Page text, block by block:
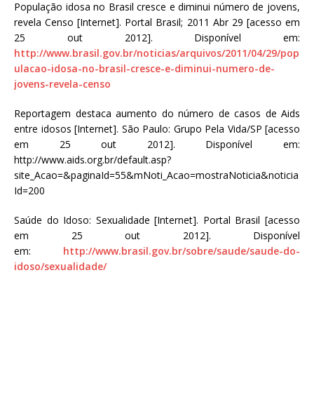
População idosa no Brasil cresce e diminui número de jovens,
revela Censo [Internet]. Portal Brasil; 2011 Abr 29 [acesso em
25 out 2012]. Disponível em:
http://www.brasil.gov.br/noticias/arquivos/2011/04/29/pop
ulacao-idosa-no-brasil-cresce-e-diminui-numero-de-
jovens-revela-censo
Reportagem destaca aumento do número de casos de Aids
entre idosos [Internet]. São Paulo: Grupo Pela Vida/SP [acesso
em 25 out 2012]. Disponível em:
http://www.aids.org.br/default.asp?
site_Acao=&paginaId=55&mNoti_Acao=mostraNoticia&noticia
Id=200
Saúde do Idoso: Sexualidade [Internet]. Portal Brasil [acesso
em 25 out 2012]. Disponível
em: http://www.brasil.gov.br/sobre/saude/saude-do-
idoso/sexualidade/